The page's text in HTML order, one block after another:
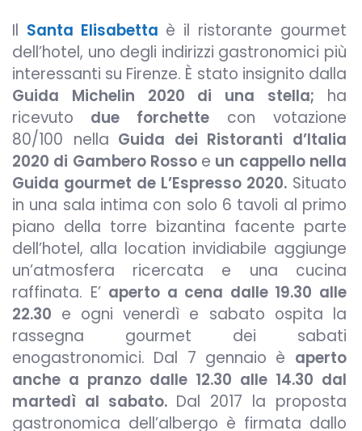
Il Santa Elisabetta è il ristorante gourmet
dell’hotel, uno degli indirizzi gastronomici più
interessanti su Firenze. È stato insignito dalla
Guida Michelin 2020 di una stella; ha
ricevuto due forchettecon votazione
80/100 nella Guida dei Ristoranti d’Italia
2020 di Gambero Rosso e un cappello nella
Guida gourmet de L’Espresso 2020.Situato
in una sala intima con solo 6 tavoli al primo
piano della torre bizantina facente parte
dell’hotel, alla location invidiabile aggiunge
un’atmosfera ricercata e una cucina
raffinata. E’ aperto a cena dalle 19.30 alle
22.30 e ogni venerdì e sabato ospita la
rassegna gourmet dei sabati
enogastronomici. Dal 7 gennaio è aperto
anche a pranzo dalle 12.30 alle 14.30 dal
martedì al sabato.Dal 2017 la proposta
gastronomica dell’albergo è firmata dallo